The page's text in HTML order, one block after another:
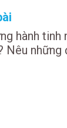
hành
Nêu